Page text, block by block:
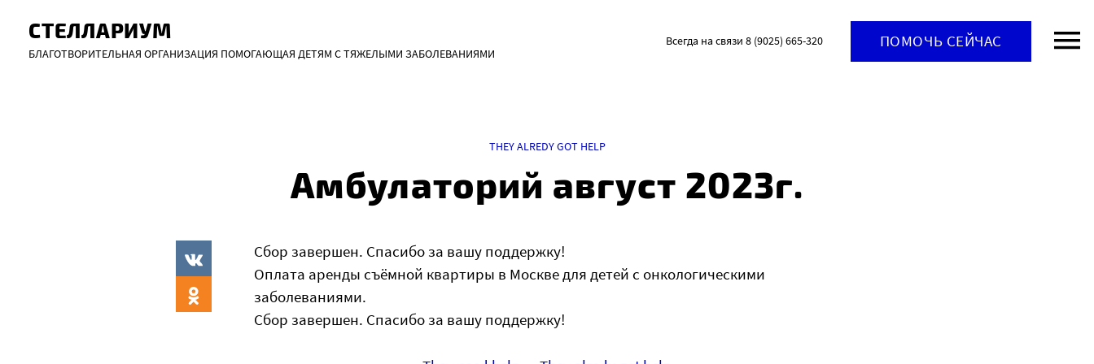
СТЕЛЛАРИУМ
БЛАГОТВОРИТЕЛЬНАЯ ОРГАНИЗАЦИЯ ПОМОГАЮЩАЯ ДЕТЯМ С ТЯЖЕЛЫМИ ЗАБОЛЕВАНИЯМИ
Всегда на связи 8 (9025) 665-320 ПОМОЧЬ СЕЙЧАС
THEY ALREDY GOT HELP
Амбулаторий август 2023г.
Сбор завершен. Спасибо за вашу поддержку!
Оплата аренды съёмной квартиры в Москве для детей с онкологическими
заболеваниями.
Сбор завершен. Спасибо за вашу поддержку!